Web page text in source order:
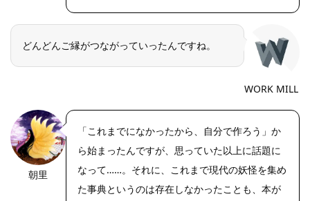
どんどんご縁がつながっていったんですね。
WORK MILL
朝里
「これまでになかったから、自分で作ろう」か
ら始まったんですが、思っていた以上に話題に
なって……。それに、これまで現代の妖怪を集め
た事典というのは存在しなかったことも、本が